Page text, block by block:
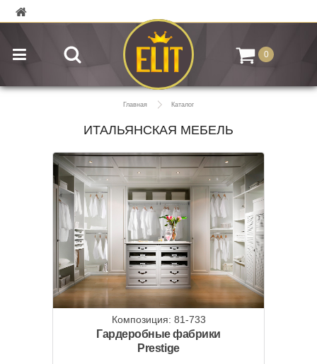
0
Главная Каталог
ИТАЛЬЯНСКАЯ МЕБЕЛЬ
Композиция: 81-733
Гардеробные фабрики
Prestige